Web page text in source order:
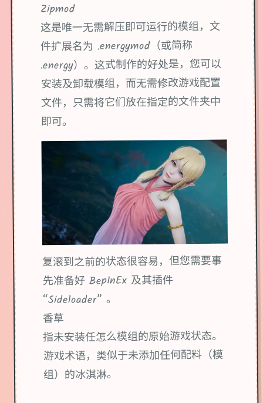
Zipmod
这是唯一无需解压即可运行的模组，文
件扩展名为 .energymod（或简称
.energy）。这式制作的好处是，您可以
安装及卸载模组，而无需修改游戏配置
文件，只需将它们放在指定的文件夹中
即可。
复滚到之前的状态很容易，但您需要事
先准备好 BepInEx 及其插件
“Sideloader” 。
香草
指未安装任怎么模组的原始游戏状态。
游戏术语，类似于未添加任何配料（模
组）的冰淇淋。